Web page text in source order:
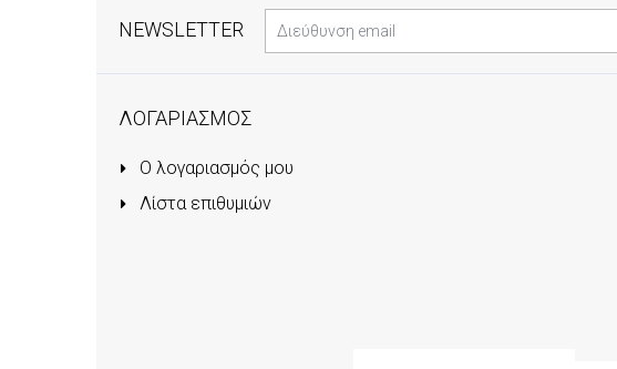
NEWSLETTER
ΛΟΓΑΡΙΑΣΜΟΣ
Ο λογαριασμός μου
Λίστα επιθυμιών